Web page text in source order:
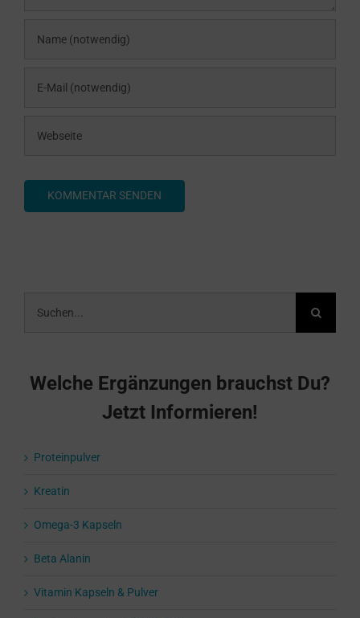
nach:
Welche Ergänzungen brauchst Du?
Jetzt Informieren!
Proteinpulver
Kreatin
Omega-3 Kapseln
Beta Alanin
Vitamin Kapseln & Pulver